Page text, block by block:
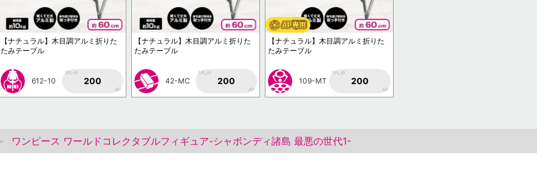
【ナチュラル】木目調アルミ折りた
たみテーブル
612-10
1PLAY
200
AP
【ナチュラル】木目調アルミ折りた
たみテーブル
42-MC
1PLAY
200
AP
【ナチュラル】木目調アルミ折りた
たみテーブル
109-MT
1PLAY
200
AP
ワンピース ワールドコレクタブルフィギュア-シャボンディ諸島 最悪の世代1-